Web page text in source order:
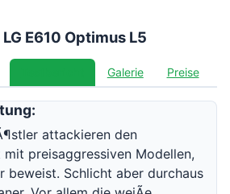
E610 Optimus L5
Galerie Preise
attackieren den
preisaggressiven Modellen,
beweist. Schlicht aber durchaus